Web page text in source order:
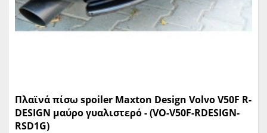
Πλαϊνά πίσω spoiler Maxton Design Volvo V50F R-
DESIGN μαύρο γυαλιστερό - (VO-V50F-RDESIGN-
RSD1G)